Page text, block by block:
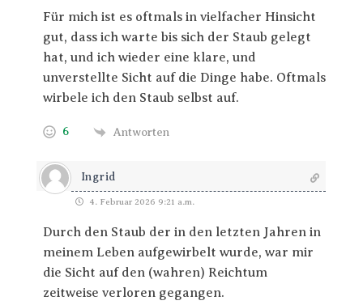
Für mich ist es oftmals in vielfacher Hinsicht
gut, dass ich warte bis sich der Staub gelegt
hat, und ich wieder eine klare, und
unverstellte Sicht auf die Dinge habe. Oftmals
wirbele ich den Staub selbst auf.
6 Antworten
Ingrid
4. Februar 2026 9:21 a.m.
Durch den Staub der in den letzten Jahren in
meinem Leben aufgewirbelt wurde, war mir
die Sicht auf den (wahren) Reichtum
zeitweise verloren gegangen.